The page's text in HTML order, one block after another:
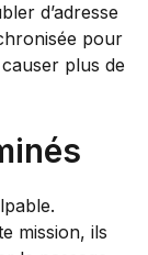
d’adresse
pour
plus de
mission, ils